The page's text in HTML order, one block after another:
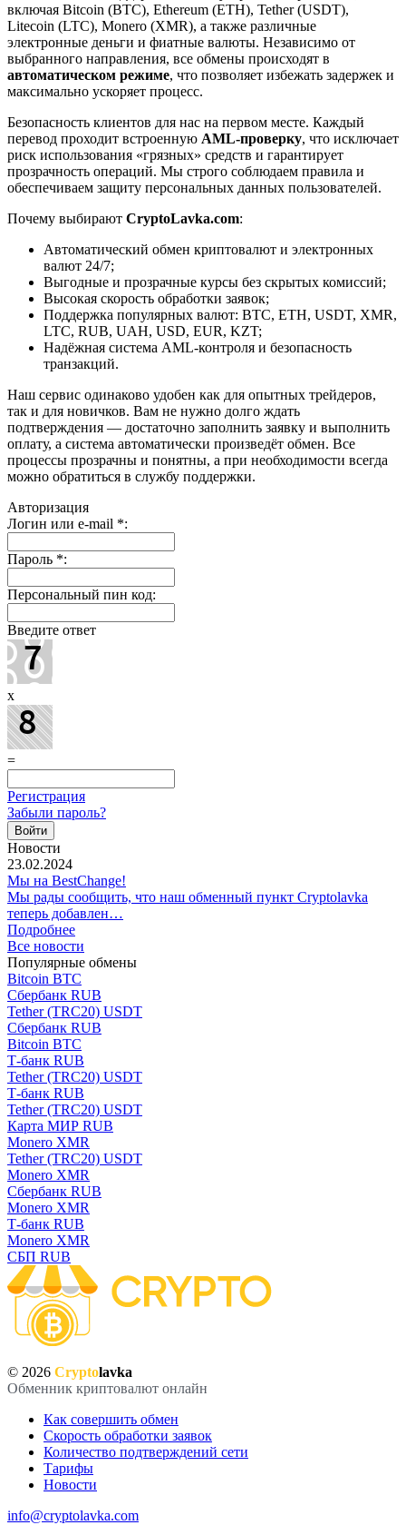
включая Bitcoin (BTC), Ethereum (ETH), Tether (USDT),
Litecoin (LTC), Monero (XMR), а также различные
электронные деньги и фиатные валюты. Независимо от
выбранного направления, все обмены происходят в
автоматическом режиме, что позволяет избежать задержек и
максимально ускоряет процесс.
Безопасность клиентов для нас на первом месте. Каждый
перевод проходит встроенную AML-проверку, что исключает
риск использования «грязных» средств и гарантирует
прозрачность операций. Мы строго соблюдаем правила и
обеспечиваем защиту персональных данных пользователей.
Почему выбирают CryptoLavka.com:
Автоматический обмен криптовалют и электронных
валют 24/7;
Выгодные и прозрачные курсы без скрытых комиссий;
Высокая скорость обработки заявок;
Поддержка популярных валют: BTC, ETH, USDT, XMR,
LTC, RUB, UAH, USD, EUR, KZT;
Надёжная система AML-контроля и безопасность
транзакций.
Наш сервис одинаково удобен как для опытных трейдеров,
так и для новичков. Вам не нужно долго ждать
подтверждения — достаточно заполнить заявку и выполнить
оплату, а система автоматически произведёт обмен. Все
процессы прозрачны и понятны, а при необходимости всегда
можно обратиться в службу поддержки.
Авторизация
Логин или e-mail *:
Пароль *:
Персональный пин код:
Введите ответ
x
=
Регистрация
Забыли пароль?
Новости
23.02.2024
Мы на BestChange!
Мы рады сообщить, что наш обменный пункт Cryptolavka
теперь добавлен…
Подробнее
Все новости
Популярные обмены
Bitcoin BTC
Сбербанк RUB
Tether (TRC20) USDT
Сбербанк RUB
Bitcoin BTC
Т-банк RUB
Tether (TRC20) USDT
Т-банк RUB
Tether (TRC20) USDT
Карта МИР RUB
Monero XMR
Tether (TRC20) USDT
Monero XMR
Сбербанк RUB
Monero XMR
Т-банк RUB
Monero XMR
СБП RUB
© 2026 Cryptolavka
Обменник криптовалют онлайн
Как совершить обмен
Скорость обработки заявок
Количество подтверждений сети
Тарифы
Новости
info@cryptolavka.com